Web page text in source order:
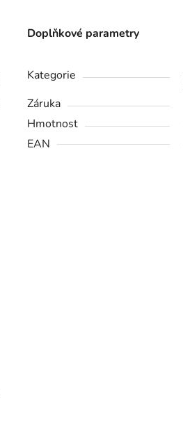
Doplňkové parametry
Kategorie
Záruka
Hmotnost
EAN